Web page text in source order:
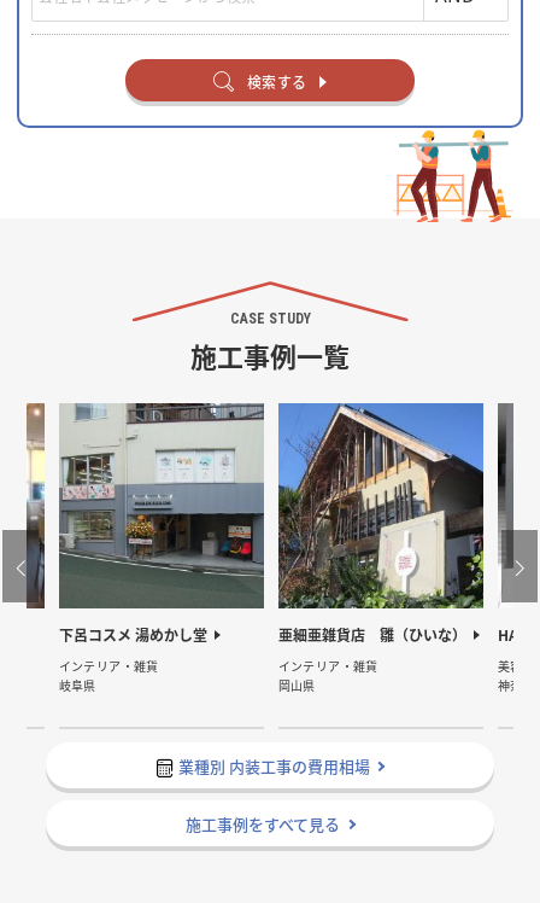
検索する
CASE STUDY
施工事例一覧
下呂コスメ 湯めかし堂
インテリア・雑貨
岐阜県
亜細亜雑貨店 雛（ひいな）
インテリア・雑貨
岡山県
HAIR
美容院
神奈川
業種別 内装工事の費用相場
施工事例をすべて見る